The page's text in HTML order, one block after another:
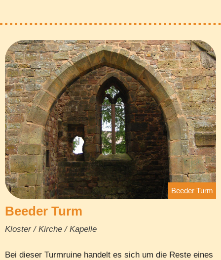
Beeder Turm
Beeder Turm
Kloster / Kirche / Kapelle
Bei dieser Turmruine handelt es sich um die Reste eines